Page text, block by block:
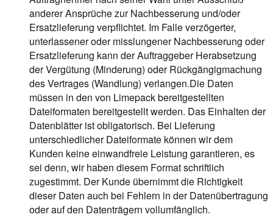
anderer Ansprüche zur Nachbesserung und/oder
Ersatzlieferung verpflichtet. Im Falle verzögerter,
unterlassener oder misslungener Nachbesserung oder
Ersatzlieferung kann der Auftraggeber Herabsetzung
der Vergütung (Minderung) oder Rückgängigmachung
des Vertrages (Wandlung) verlangen.Die Daten
müssen in den von Limepack bereitgestellten
Dateiformaten bereitgestellt werden. Das Einhalten der
Datenblätter ist obligatorisch. Bei Lieferung
unterschiedlicher Dateiformate können wir dem
Kunden keine einwandfreie Leistung garantieren, es
sei denn, wir haben diesem Format schriftlich
zugestimmt. Der Kunde übernimmt die Richtigkeit
dieser Daten auch bei Fehlern in der Datenübertragung
oder auf den Datenträgern vollumfänglich.